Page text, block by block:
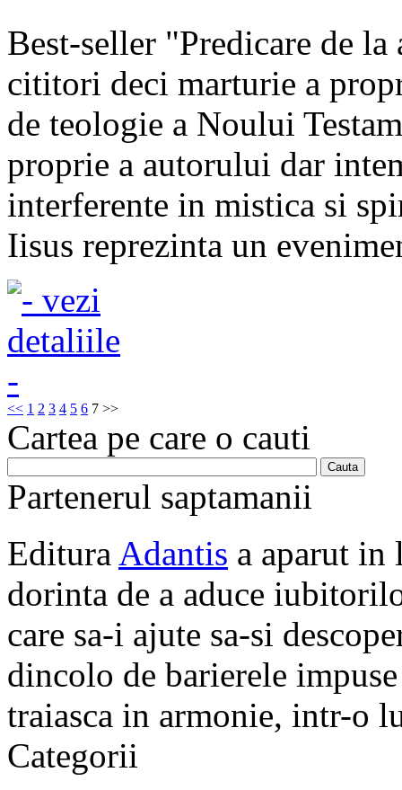
Best-seller "Predicare de
cititori deci marturie a
de teologie a Noului
proprie a autorului dar
interferente in mistica si
Iisus reprezinta un
<< 1 2 3 4 5 6 7 >>
Cartea pe care o cauti
Partenerul saptamanii
Editura Adantis a aparut in
dorinta de a aduce
care sa-i ajute sa-si
dincolo de barierele
traiasca in armonie, intr-o
Categorii